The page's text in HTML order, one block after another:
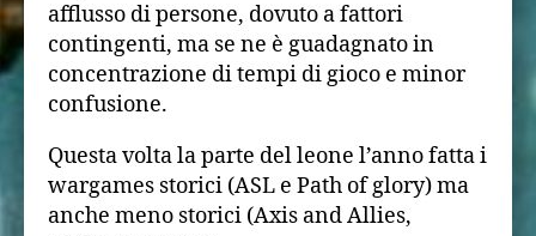
afflusso di persone, dovuto a fattori
contingenti, ma se ne è guadagnato in
concentrazione di tempi di gioco e minor
confusione.
Questa volta la parte del leone l’anno fatta i
wargames storici (ASL e Path of glory) ma
anche meno storici (Axis and Allies,